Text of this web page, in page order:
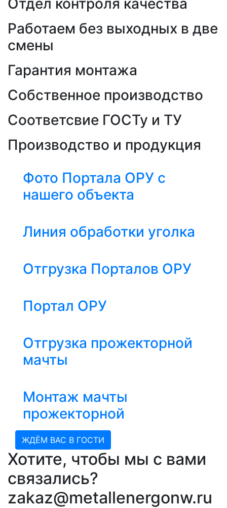
Отдел контроля качества
Работаем без выходных в две
смены
Гарантия монтажа
Собственное производство
Соответсвие ГОСТу и ТУ
Производство и продукция
Фото Портала ОРУ с
нашего объекта
Линия обработки уголка
Отгрузка Порталов ОРУ
Портал ОРУ
Отгрузка прожекторной
мачты
Монтаж мачты
прожекторной
ЖДЁМ ВАС В ГОСТИ
Хотите, чтобы мы с вами
связались?
zakaz@metallenergonw.ru